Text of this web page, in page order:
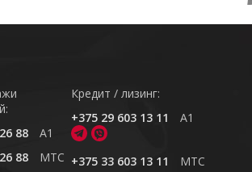
88
A1
88
MTC
Кредит / лизинг:
+375 29 603 13 11
A1
+375 33 603 13 11
MTC